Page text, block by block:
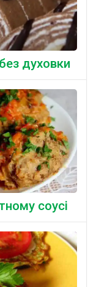
духовки
соусі